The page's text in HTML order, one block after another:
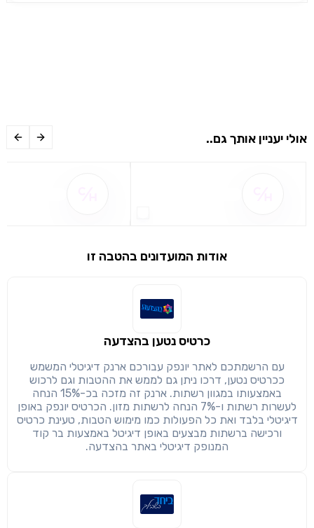
שיתוף
העתק
מימוש הטבה זו ניתן רק לחברי
חזרה הבנתי, המשך לאתר
אולי יעניין אותך גם..
אודות המועדונים בהטבה זו
כרטיס נטען בהצדעה
עם הרשמתכם לאתר יונפק עבורכם ארנק דיגיטלי המשמש
ככרטיס נטען, דרכו ניתן גם לממש את ההטבות וגם לרכוש
באמצעותו במגוון רשתות. ארנק זה מזכה בכ-15% הנחה
לעשרות רשתות ו-7% הנחה לרשתות מזון. הכרטיס יונפק באופן
דיגיטלי בלבד ואת כל הפעולות כמו מימוש הטבות, טעינת כרטיס
ורכישה ברשתות מבצעים באופן דיגיטל באמצעות בר קוד
המנופק דיגיטלי באתר בהצדעה.